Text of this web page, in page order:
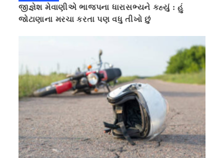
જીજ્ઞેશ મેવાણીએ ભાજપના ધારાસભ્યને કહ્યું : હું
જોટાણાના મરચા કરતા પણ વધુ તીખો છું